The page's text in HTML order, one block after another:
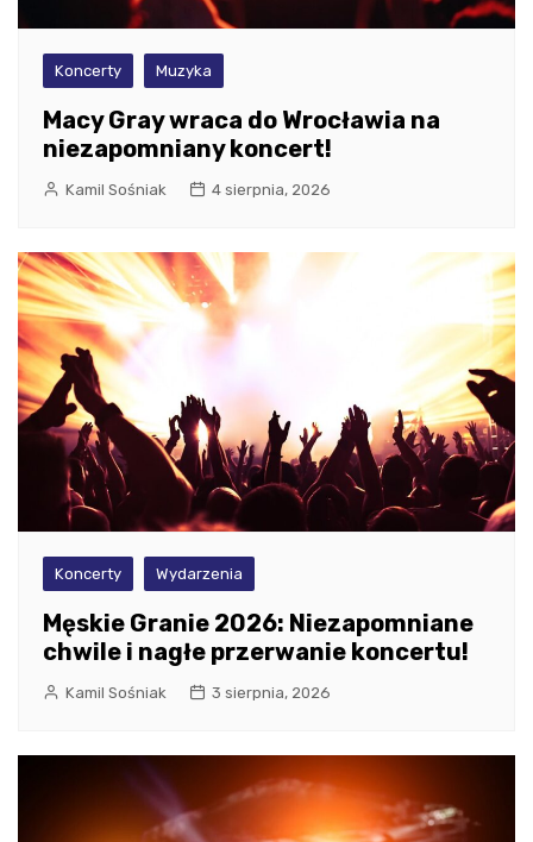
Koncerty Muzyka
Macy Gray wraca do Wrocławia na
niezapomniany koncert!
Kamil Sośniak 4 sierpnia, 2026
Koncerty Wydarzenia
Męskie Granie 2026: Niezapomniane
chwile i nagłe przerwanie koncertu!
Kamil Sośniak 3 sierpnia, 2026